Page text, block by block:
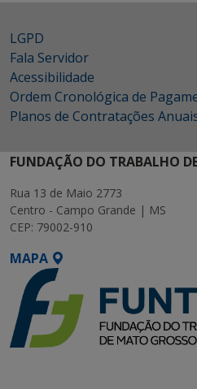
LGPD
Fala Servidor
Acessibilidade
Ordem Cronológica de
Planos de Contratações
FUNDAÇÃO DO TRABALHO
Rua 13 de Maio 2773
Centro - Campo Grande | MS
CEP: 79002-910
MAPA